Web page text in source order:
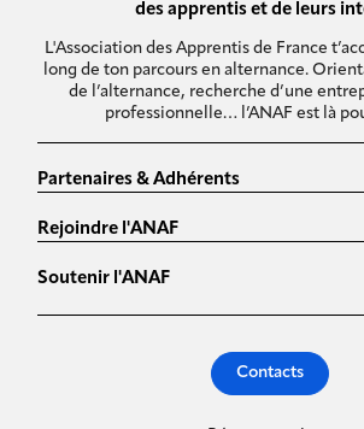
des apprentis et de leurs
L'Association des Apprentis de France
long de ton parcours en alternance.
de l’alternance, recherche d’une
professionnelle… l’ANAF est là
Partenaires & Adhérents
Rejoindre l'ANAF
Soutenir l'ANAF
Contacts